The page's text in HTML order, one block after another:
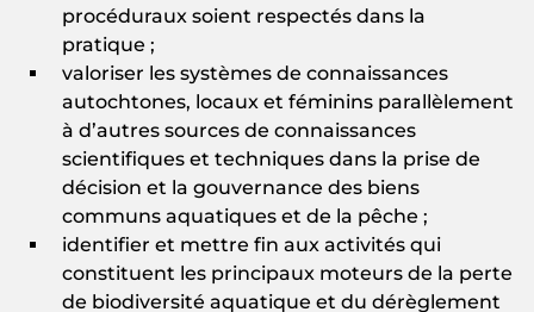
procéduraux soient respectés dans la
pratique ;
valoriser les systèmes de connaissances
autochtones, locaux et féminins parallèlement
à d’autres sources de connaissances
scientifiques et techniques dans la prise de
décision et la gouvernance des biens
communs aquatiques et de la pêche ;
identifier et mettre fin aux activités qui
constituent les principaux moteurs de la perte
de biodiversité aquatique et du dérèglement